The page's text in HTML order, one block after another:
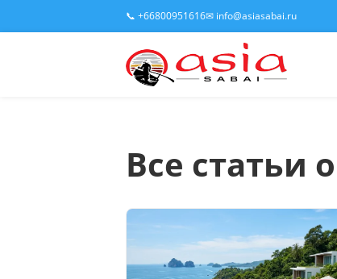
📞 +66800951616✉ info@asiasabai.ru
Все статьи